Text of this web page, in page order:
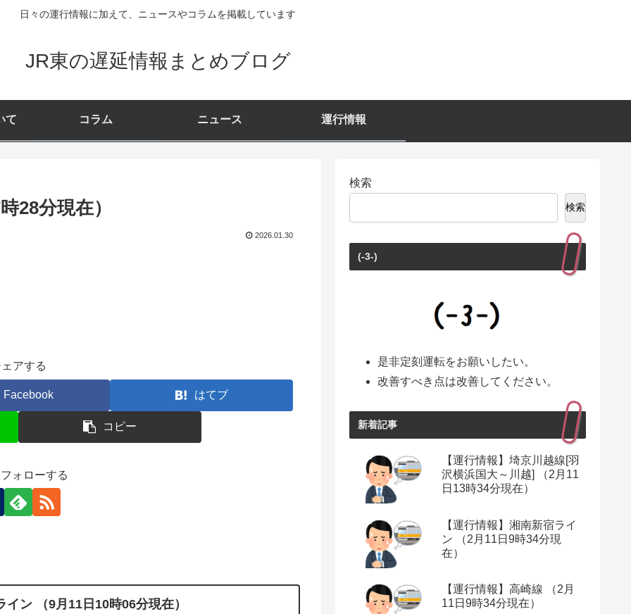
日々の運行情報に加えて、ニュースやコラムを掲載しています
JR東の遅延情報まとめブログ
て コラム ニュース 運行情報
28分現在）
2026.01.30
ェアする
Facebook はてブ
コピー
ォローする
イン （9月11日10時06分現在）
検索
検索
(-3-)
是非定刻運転をお願いしたい。
改善すべき点は改善してください。
新着記事
【運行情報】埼京川越線[羽
沢横浜国大～川越] （2月11
日13時34分現在）
【運行情報】湘南新宿ライ
ン （2月11日9時34分現
在）
【運行情報】高崎線 （2月
11日9時34分現在）